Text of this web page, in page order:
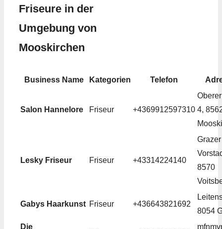
Friseure in der
Umgebung von
Mooskirchen
Business Name Kategorien Telefon
Salon Hannelore Friseur +4369912597310 4,
Lesky Friseur Friseur +43314224140
Grazer
8570
Gabys Haarkunst Friseur +436643821692
8054
Die